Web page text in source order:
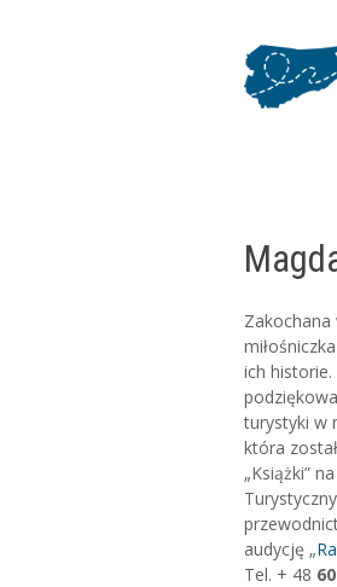
Zakochana
ich
turystyki w
która
„Książki”
audycję „
Tel. + 48